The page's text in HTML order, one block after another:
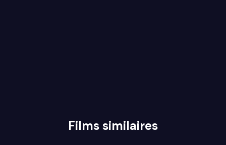
Films similaires